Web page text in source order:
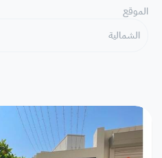
الموقع
الشمالية